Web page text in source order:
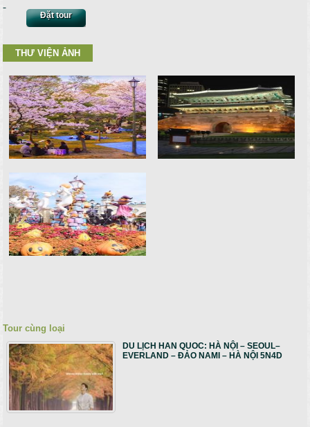
Đặt tour
THƯ VIỆN ẢNH
Tour cùng loại
DU LỊCH HAN QUOC: HÀ NỘI – SEOUL–
EVERLAND – ĐẢO NAMI – HÀ NỘI 5N4D